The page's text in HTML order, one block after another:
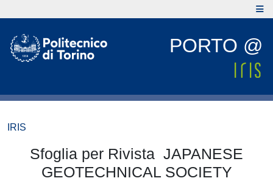
PORTO @
IRIS
Sfoglia per Rivista JAPANESE
GEOTECHNICAL SOCIETY